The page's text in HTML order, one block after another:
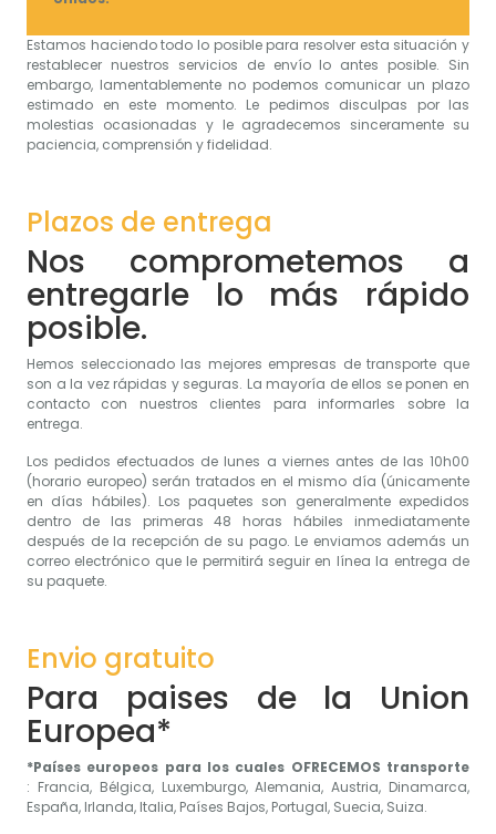
Estamos haciendo todo lo posible para resolver esta situación y
restablecer nuestros servicios de envío lo antes posible. Sin
embargo, lamentablemente no podemos comunicar un plazo
estimado en este momento. Le pedimos disculpas por las
molestias ocasionadas y le agradecemos sinceramente su
paciencia, comprensión y fidelidad.
Plazos de entrega
Nos comprometemos a
entregarle lo más rápido
posible.
Hemos seleccionado las mejores empresas de transporte que
son a la vez rápidas y seguras. La mayoría de ellos se ponen en
contacto con nuestros clientes para informarles sobre la
entrega.
Los pedidos efectuados de lunes a viernes antes de las 10h00
(horario europeo) serán tratados en el mismo día (únicamente
en días hábiles). Los paquetes son generalmente expedidos
dentro de las primeras 48 horas hábiles inmediatamente
después de la recepción de su pago. Le enviamos además un
correo electrónico que le permitirá seguir en línea la entrega de
su paquete.
Envio gratuito
Para paises de la Union
Europea*
*Países europeos para los cuales OFRECEMOS transporte
: Francia, Bélgica, Luxemburgo, Alemania, Austria, Dinamarca,
España, Irlanda, Italia, Países Bajos, Portugal, Suecia, Suiza.